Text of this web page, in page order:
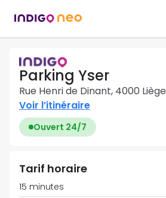
Parking Yser
Rue Henri de Dinant, 4000 Liège
Voir l’itinéraire
Ouvert 24/7
Tarif horaire
15 minutes